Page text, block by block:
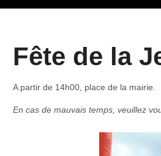
Fête de la
A partir de 14h00, place de la mairie.
En cas de mauvais temps, veuillez